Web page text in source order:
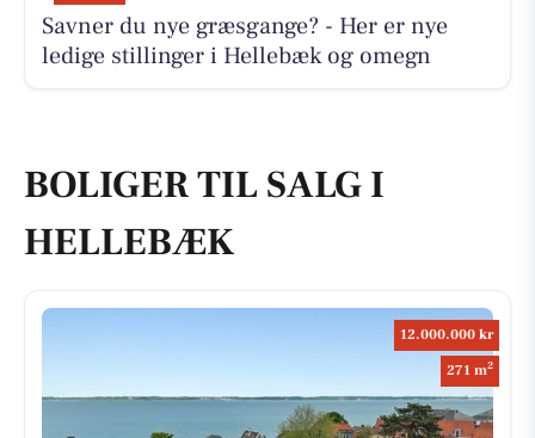
Savner du nye græsgange? - Her er nye
ledige stillinger i Hellebæk og omegn
BOLIGER TIL SALG I
HELLEBÆK
12.000.000 kr
271 m2